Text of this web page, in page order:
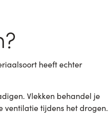
heeft echter
Vlekken behandel je
ventilatie tijdens het drogen.